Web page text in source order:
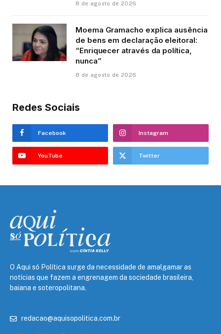
8 de agosto de 2026
Moema Gramacho explica ausência
de bens em declaração eleitoral:
“Enriquecer através da política,
nunca”
8 de agosto de 2026
Redes Sociais
Facebook Instagram
YouTube Twitter
O Aqui só Política surge da necessidade de amalgamar as
notícias que fazem a engrenagem da sociedade brasileira,
baiana e soteropolitana.
redacao@aquisopolitica.com.br